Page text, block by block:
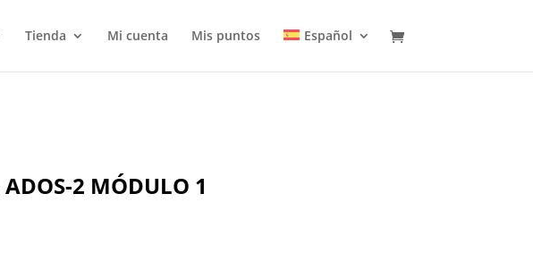
Tienda Mi cuenta Mis puntos Español
2 MÓDULO 1